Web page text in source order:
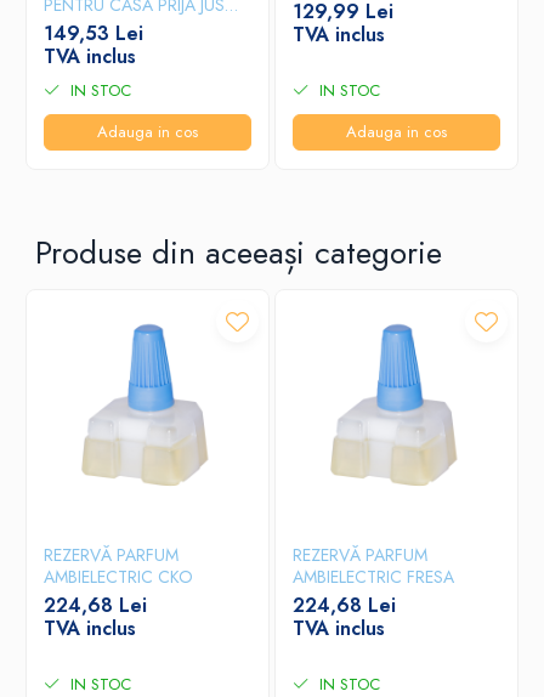
D’AMBRE, 380 ML
149,53 Lei
TVA inclus
IN STOC
Adauga in cos
129,99 Lei
TVA inclus
IN STOC
Adauga in cos
Produse din aceeași categorie
REZERVĂ PARFUM
AMBIELECTRIC CKO
224,68 Lei
TVA inclus
IN STOC
REZERVĂ PARFUM
AMBIELECTRIC FRESA
224,68 Lei
TVA inclus
IN STOC